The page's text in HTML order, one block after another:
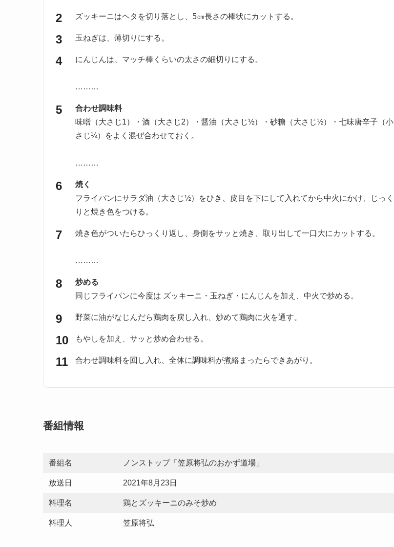
ズッキーニはヘタを切り落とし、5㎝長さの棒状にカットする。
玉ねぎは、薄切りにする。
にんじんは、マッチ棒くらいの太さの細切りにする。
………
合わせ調味料
味噌（大さじ1）・酒（大さじ2）・醤油（大さじ½）・砂糖（大さじ½）・七味唐辛子（小
さじ¼）をよく混ぜ合わせておく。
………
焼く
フライパンにサラダ油（大さじ½）をひき、皮目を下にして入れてから中火にかけ、じっく
りと焼き色をつける。
焼き色がついたらひっくり返し、身側をサッと焼き、取り出して一口大にカットする。
………
炒める
同じフライパンに今度は ズッキーニ・玉ねぎ・にんじんを加え、中火で炒める。
野菜に油がなじんだら鶏肉を戻し入れ、炒めて鶏肉に火を通す。
もやしを加え、サッと炒め合わせる。
合わせ調味料を回し入れ、全体に調味料が煮絡まったらできあがり。
番組情報
番組名 ノンストップ「笠原将弘のおかず道場」
放送日 2021年8月23日
料理名 鶏とズッキーニのみそ炒め
料理人 笠原将弘